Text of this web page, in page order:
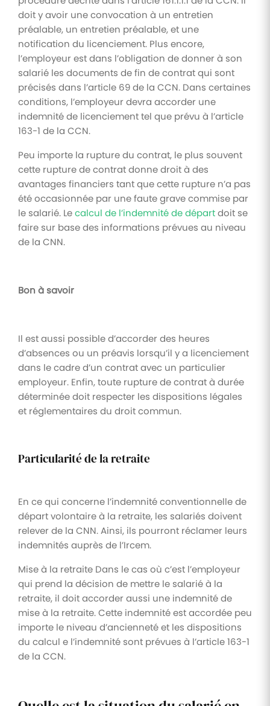
doit y avoir une convocation à un entretien
préalable, un entretien préalable, et une
notification du licenciement. Plus encore,
l’employeur est dans l’obligation de donner à son
salarié les documents de fin de contrat qui sont
précisés dans l’article 69 de la CCN. Dans certaines
conditions, l’employeur devra accorder une
indemnité de licenciement tel que prévu à l’article
163-1 de la CCN.
Peu importe la rupture du contrat, le plus souvent
cette rupture de contrat donne droit à des
avantages financiers tant que cette rupture n’a pas
été occasionnée par une faute grave commise par
le salarié. Lecalcul de l’indemnité de départdoit se
faire sur base des informations prévues au niveau
de la CNN.
Bon à savoir
Il est aussi possible d’accorder des heures
d’absences ou un préavis lorsqu’il y a licenciement
dans le cadre d’un contrat avec un particulier
employeur. Enfin, toute rupture de contrat à durée
déterminée doit respecter les dispositions légales
et réglementaires du droit commun.
Particularité de la retraite
En ce qui concerne l’indemnité conventionnelle de
départ volontaire à la retraite, les salariés doivent
relever de la CNN. Ainsi, ils pourront réclamer leurs
indemnités auprès de l’Ircem.
Mise à la retraite Dans le cas où c’est l’employeur
qui prend la décision de mettre le salarié à la
retraite, il doit accorder aussi une indemnité de
mise à la retraite. Cette indemnité est accordée peu
importe le niveau d’ancienneté et les dispositions
du calcul e l’indemnité sont prévues à l’article 163-1
de la CCN.